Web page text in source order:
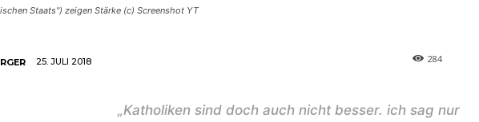
Staats") zeigen Stärke (c) Screenshot YT
25. JULI 2018 284
„Katholiken sind doch auch nicht besser. ich sag nur